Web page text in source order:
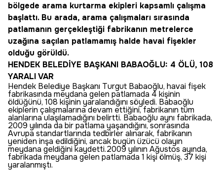
bölgede arama kurtarma ekipleri kapsamlı çalışma
başlattı. Bu arada, arama çalışmaları sırasında
patlamanın gerçekleştiği fabrikanın metrelerce
uzağına saçılan patlamamış halde havai fişekler
olduğu görüldü.
HENDEK BELEDİYE BAŞKANI BABAOĞLU: 4 ÖLÜ, 108
YARALI VAR
Hendek Belediye Başkanı Turgut Babaoğlu, havai fişek
fabrikasında meydana gelen patlamada 4 kişinin
öldüğünü, 108 kişinin yaralandığını söyledi. Babaoğlu
ekiplerin çalışmalarına devam ettiğini, fabrikanın tüm
alanlarına ulaşılamadığını belirtti. Babaoğlu aynı fabrikada,
2009 yılında da bir patlama yaşandığını, sonrasında
Avrupa standartlarında tedbirler alınarak, fabrikanın
yeniden inşa edildiğini, ancak bugün üzücü olayın
meydana geldiğini kaydetti.2009 yılının Ağustos ayında,
fabrikada meydana gelen patlamada 1 kişi ölmüş, 37 kişi
yaralanmıştı.